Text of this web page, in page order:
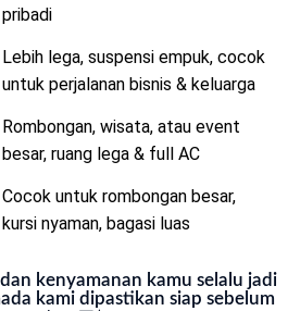
pribadi
Lebih lega, suspensi empuk, cocok
untuk perjalanan bisnis & keluarga
Rombongan, wisata, atau event
besar, ruang lega & full AC
Cocok untuk rombongan besar,
kursi nyaman, bagasi luas
kenyamanan kamu selalu jadi
kami dipastikan siap sebelum